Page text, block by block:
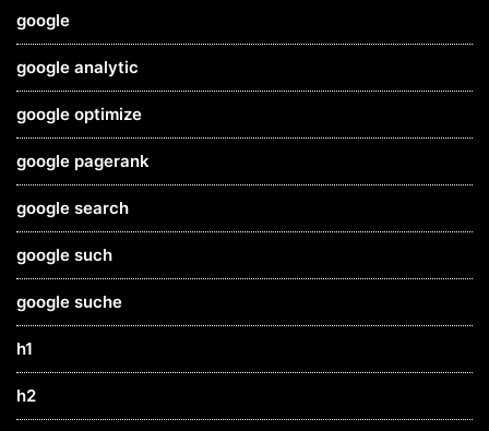
google
google analytic
google optimize
google pagerank
google search
google such
google suche
h1
h2